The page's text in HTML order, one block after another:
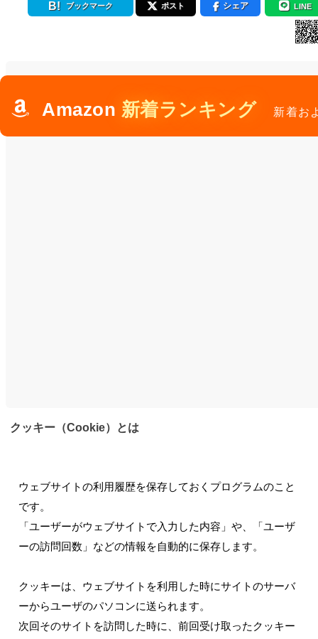
ブックマーク ポスト シェア LINE
Amazon 新着ランキング 新着お
クッキー（Cookie）とは
ウェブサイトの利用履歴を保存しておくプログラムのこと
です。
「ユーザーがウェブサイトで入力した内容」や、「ユーザ
ーの訪問回数」などの情報を自動的に保存します。
クッキーは、ウェブサイトを利用した時にサイトのサーバ
ーからユーザのパソコンに送られます。
次回そのサイトを訪問した時に、前回受け取ったクッキー